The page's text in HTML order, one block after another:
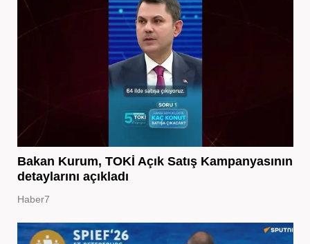
Bakan Kurum, TOKİ Açık Satış Kampanyasının
detaylarını açıkladı
Haber7